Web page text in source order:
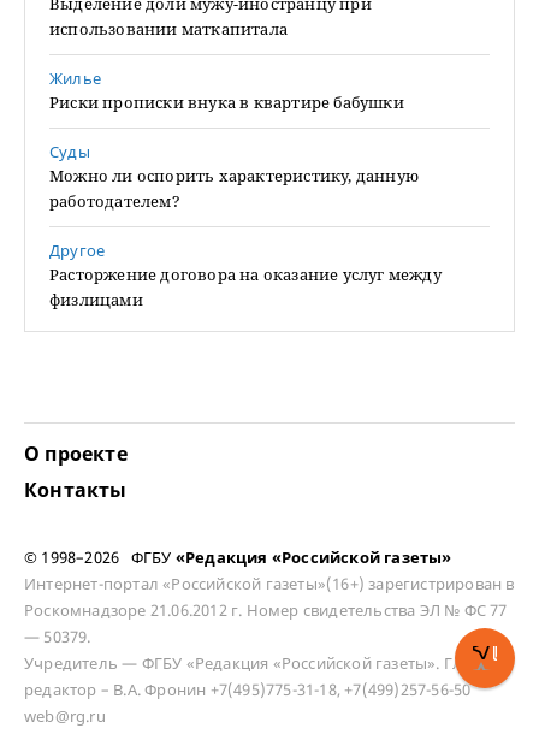
использовании маткапитала
Жилье
Риски прописки внука в квартире бабушки
Суды
Можно ли оспорить характеристику, данную
работодателем?
Другое
Расторжение договора на оказание услуг между
физлицами
О проекте
Контакты
© 1998–2026 ФГБУ «Редакция «Российской газеты»
Интернет-портал «Российской газеты»(16+) зарегистрирован в
Роскомнадзоре 21.06.2012 г. Номер свидетельства ЭЛ № ФС 77
— 50379.
Учредитель — ФГБУ «Редакция «Российской газеты». Главный
редактор – В.А. Фронин +7(495)775-31-18, +7(499)257-56-50
web@rg.ru